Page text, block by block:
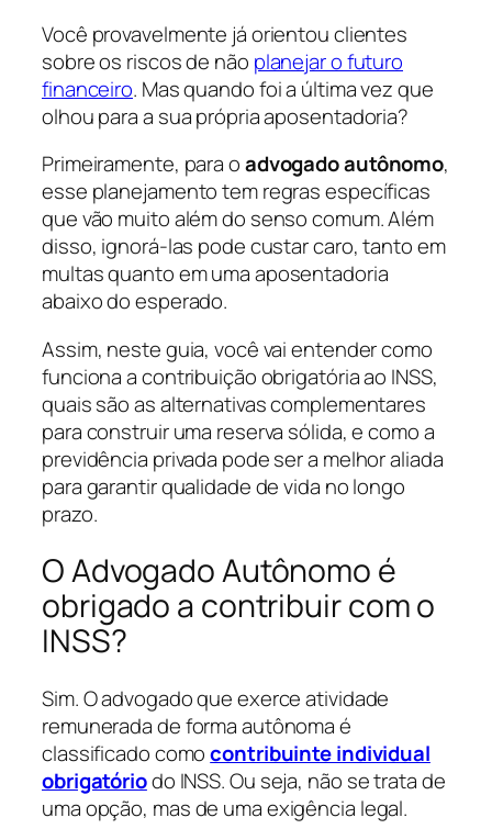
Você provavelmente já orientou clientes
sobre os riscos de não planejar o futuro
financeiro. Mas quando foi a última vez que
olhou para a sua própria aposentadoria?
Primeiramente, para oadvogado autônomo,
esse planejamento tem regras específicas
que vão muito além do senso comum. Além
disso, ignorá-las pode custar caro, tanto em
multas quanto em uma aposentadoria
abaixo do esperado.
Assim, neste guia, você vai entender como
funciona a contribuição obrigatória ao INSS,
quais são as alternativas complementares
para construir uma reserva sólida, e como a
previdência privada pode ser a melhor aliada
para garantir qualidade de vida no longo
prazo.
O Advogado Autônomo é
obrigado a contribuir com o
INSS?
Sim. O advogado que exerce atividade
remunerada de forma autônoma é
classificado comocontribuinte individual
obrigatóriodo INSS. Ou seja, não se trata de
uma opção, mas de uma exigência legal.